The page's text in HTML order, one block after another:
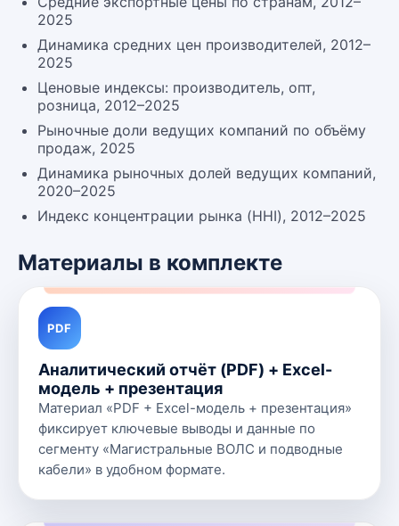
2025
Динамика средних цен производителей, 2012–
2025
Ценовые индексы: производитель, опт,
розница, 2012–2025
Рыночные доли ведущих компаний по объёму
продаж, 2025
Динамика рыночных долей ведущих компаний,
2020–2025
Индекс концентрации рынка (HHI), 2012–2025
Материалы в комплекте
PDF
Аналитический отчёт (PDF) + Excel-
модель + презентация
Материал «PDF + Excel-модель + презентация»
фиксирует ключевые выводы и данные по
сегменту «Магистральные ВОЛС и подводные
кабели» в удобном формате.